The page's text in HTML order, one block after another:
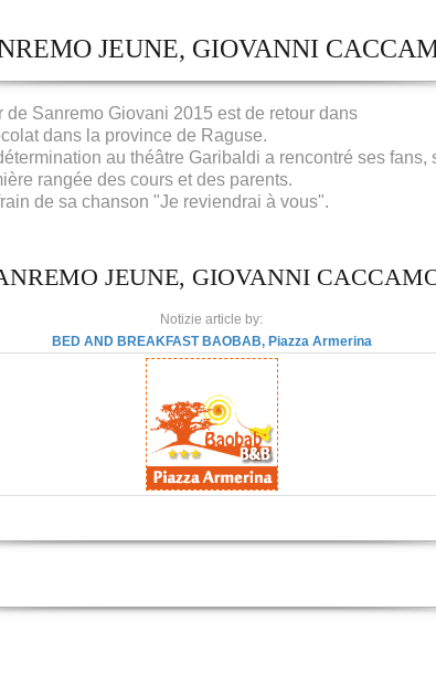
JEUNE, GIOVANNI
Sanremo Giovani 2015 est de retour dans
dans la province de Raguse.
au théâtre Garibaldi a rencontré ses fans,
rangée des cours et des parents.
de sa chanson "Je reviendrai à vous".
JEUNE, GIOVANNI
Notizie article by:
BED AND BREAKFAST BAOBAB, Piazza Armerina